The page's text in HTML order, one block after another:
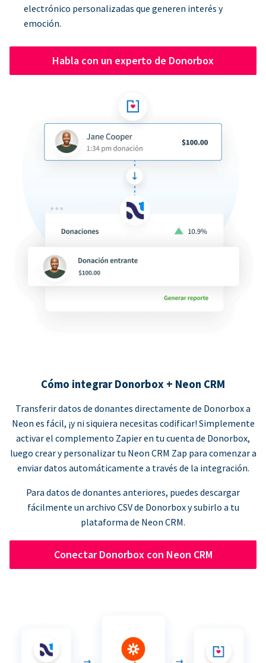
electrónico personalizadas que generen interés y
emoción.
Habla con un experto de Donorbox
Cómo integrar Donorbox + Neon CRM
Transferir datos de donantes directamente de Donorbox a
Neon es fácil, ¡y ni siquiera necesitas codificar! Simplemente
activar el complemento Zapier en tu cuenta de Donorbox,
luego crear y personalizar tu Neon CRM Zap para comenzar a
enviar datos automáticamente a través de la integración.
Para datos de donantes anteriores, puedes descargar
fácilmente un archivo CSV de Donorbox y subirlo a tu
plataforma de Neon CRM.
Conectar Donorbox con Neon CRM